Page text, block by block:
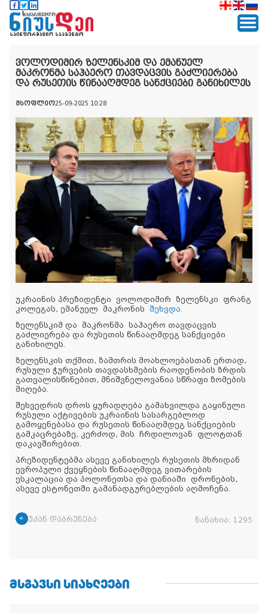
ვოლოდიმირ ზელენსკიმ და ემანუელ
მაკრონმა საჰაერო თავდაცვის გაძლიერება
და რუსეთის წინააღმდეგ სანქციები განიხილეს
მსოფლიო25-09-2025 10:28
უკრაინის პრეზიდენტი ვოლოდიმირ ზელენსკი ფრანგ
კოლეგას, ემანუელ მაკრონის
შეხვდა.
ზელენსკიმ და მაკრონმა საჰაერო თავდაცვის
გაძლიერება და რუსეთის წინააღმდეგ სანქციები
განიხილეს.
ზელენსკის თქმით, ზამთრის მოახლოებასთან ერთად,
რუსული ჭურვების თავდასხმების რაოდენობის ზრდის
გათვალისწინებით, მნიშვნელოვანია სწრაფი ზომების
მიღება.
შეხვედრის დროს ყურადღება გამახვილდა გაყინული
რუსული აქტივების უკრაინის სასარგებლოდ
გამოყენებასა და რუსეთის წინააღმდეგ სანქციების
გამკაცრებაზე, კერძოდ, მის ჩრდილოვან ფლოტთან
დაკავშირებით.
პრეზიდენტებმა ასევე განიხილეს რუსეთის მხრიდან
ევროპული ქვეყნების წინააღმდეგ ვითარების
ესკალაცია და პოლონეთსა და დანიაში დრონების,
ასევე ესტონეთში გამანადგურებლების აღმოჩენა.
უკან დაბრუნება ნანახია: 1295
ᲛᲡᲒᲐᲕᲡᲘ ᲡᲘᲐᲮᲚᲔᲔᲑᲘ